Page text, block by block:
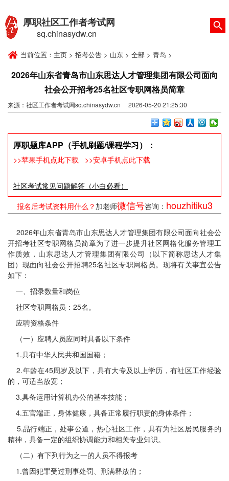
厚职社区工作者考试网
sq.chinasydw.cn
当前位置： 主页 > 招考公告 > 山东 > 全部 > 青岛 >
2026年山东省青岛市山东思达人才管理集团有限公司面向
社会公开招考25名社区专职网格员简章
来源：社区工作者考试网sq.chinasydw.cn 2026-05-20 21:25:30
厚职题库APP（手机刷题/课程学习）：
>>苹果手机点此下载 >>安卓手机点此下载
社区考试常见问题解答（小白必看）
报名后考试资料用什么？ 加老师微信号咨询： houzhitiku3
2026年山东省青岛市山东思达人才管理集团有限公司面向社会公
开招考社区专职网格员简章为了进一步提升社区网格化服务管理工
作质效，山东思达人才管理集团有限公司（以下简称思达人才集
团）现面向社会公开招聘25名社区专职网格员。现将有关事宜公告
如下：
一、招录数量和岗位
社区专职网格员：25名。
应聘资格条件
（一）应聘人员应同时具备以下条件
1.具有中华人民共和国国籍；
2.年龄在45周岁及以下，具有大专及以上学历，有社区工作经验
的，可适当放宽；
3.具备运用计算机办公的基本技能；
4.五官端正，身体健康，具备正常履行职责的身体条件；
5.品行端正，处事公道，热心社区工作，具有为社区居民服务的
精神，具备一定的组织协调能力和相关专业知识。
（二）有下列行为之一的人员不得报考
1.曾因犯罪受过刑事处罚、刑满释放的；